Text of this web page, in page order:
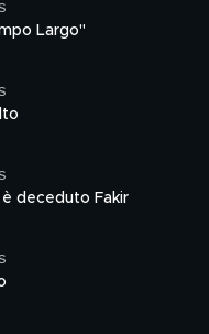
Largo"
deceduto Fakir